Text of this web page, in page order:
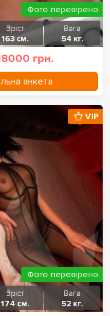
Зріст
163 см.
Вага
54 кг.
грн.
анкета
Фото перевірено
Зріст
174 см.
Вага
52 кг.
VIP
Фото перевірено